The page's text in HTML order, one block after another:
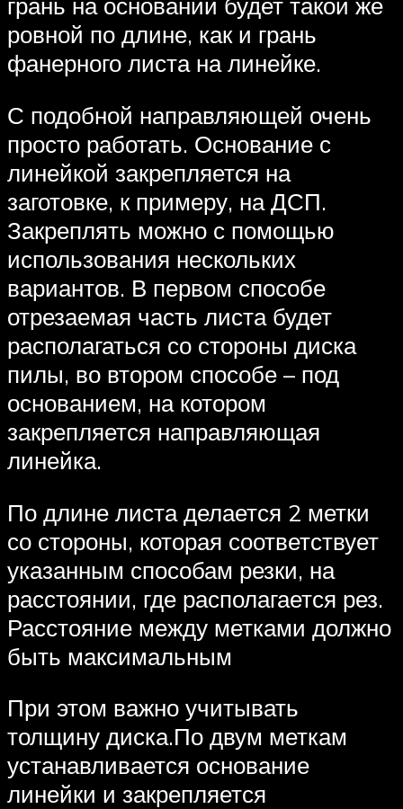
ровной по длине, как и грань
фанерного листа на линейке.
С подобной направляющей очень
просто работать. Основание с
линейкой закрепляется на
заготовке, к примеру, на ДСП.
Закреплять можно с помощью
использования нескольких
вариантов. В первом способе
отрезаемая часть листа будет
располагаться со стороны диска
пилы, во втором способе – под
основанием, на котором
закрепляется направляющая
линейка.
По длине листа делается 2 метки
со стороны, которая соответствует
указанным способам резки, на
расстоянии, где располагается рез.
Расстояние между метками должно
быть максимальным
При этом важно учитывать
толщину диска.По двум меткам
устанавливается основание
линейки и закрепляется